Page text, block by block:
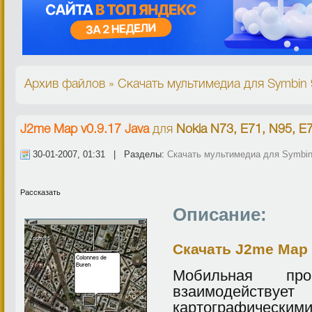
Архив файлов » Скачать мультимедиа для Symbin
J2me Map v0.9.17 Javaдля Nokia N73, E71, N95,
30-01-2007, 01:31 | Разделы: Скачать мультимедиа для
Рассказать
Описание:
Скачать J2me
Мобильная